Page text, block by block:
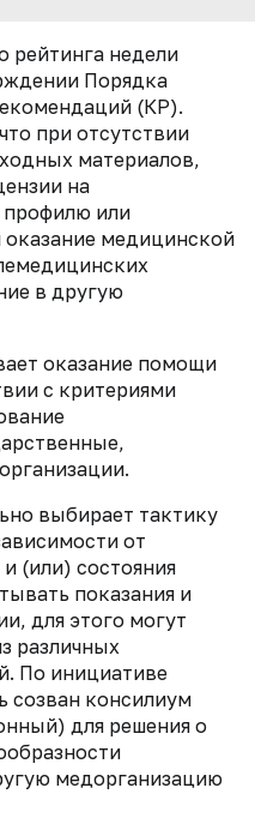
рейтинга недели
Порядка
(КР).
при отсутствии
материалов,
на
или
оказание медицинской
в другую
оказание помощи
с критериями
выбирает тактику
от
(или) состояния
показания и
для этого могут
различных
По инициативе
созван консилиум
для решения о
медорганизацию